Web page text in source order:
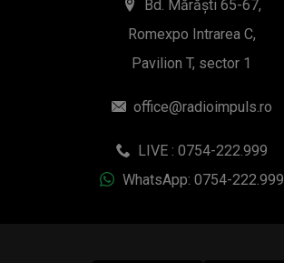
Bd. Mărăști 65-67,
Romexpo Intrarea C,
Pavilion T, sector 1
office@radioimpuls.ro
LIVE : 0754-222.999
WhatsApp: 0754-222.999